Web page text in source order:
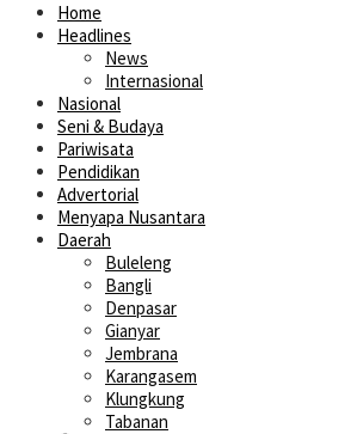
Home
Headlines
News
Internasional
Nasional
Seni & Budaya
Pariwisata
Pendidikan
Advertorial
Menyapa Nusantara
Daerah
Buleleng
Bangli
Denpasar
Gianyar
Jembrana
Karangasem
Klungkung
Tabanan